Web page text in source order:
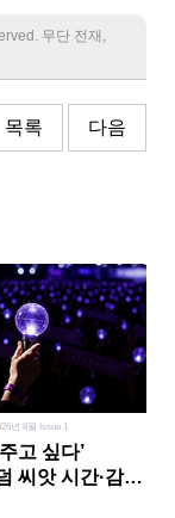
무단 전재,
목록 다음
년 8월 Issue 1
고 싶다’
씨앗 시간·감정